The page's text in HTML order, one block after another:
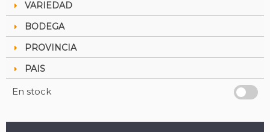
VARIEDAD
BODEGA
PROVINCIA
PAIS
En stock